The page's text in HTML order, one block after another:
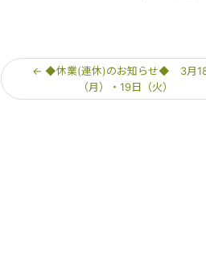
← ◆休業(連休)のお知らせ◆ 3月
（月）・19日（火）